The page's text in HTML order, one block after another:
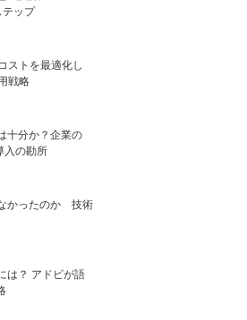
ップ
ストを最適化し
戦略
十分か？企業の
入の勘所
かったのか 技術
は？ アドビが語